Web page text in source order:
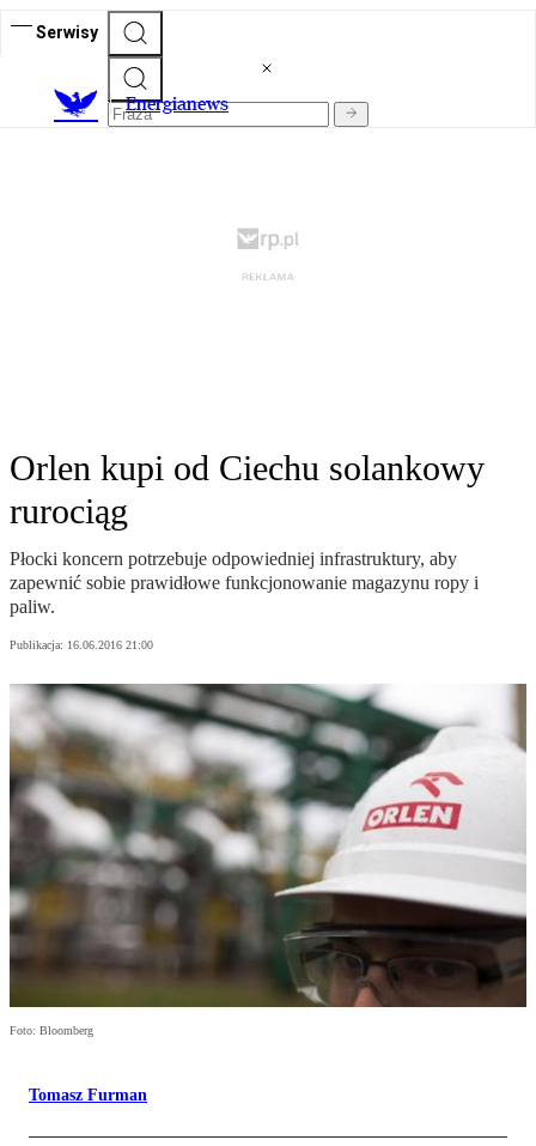
Serwisy
Energianews
Orlen kupi od Ciechu solankowy
rurociąg
Płocki koncern potrzebuje odpowiedniej infrastruktury, aby
zapewnić sobie prawidłowe funkcjonowanie magazynu ropy i
paliw.
Publikacja: 16.06.2016 21:00
Foto: Bloomberg
Tomasz Furman